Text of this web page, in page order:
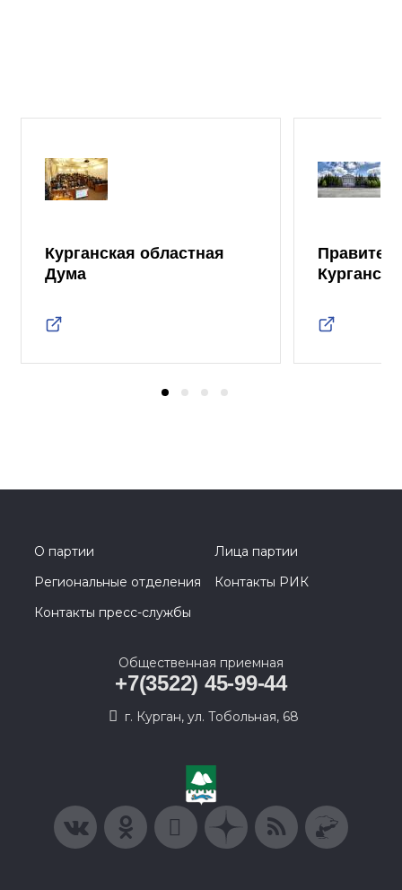
Курганская областная
Дума
О партии
Лица партии
Региональные отделения
Контакты РИК
Контакты пресс-службы
Общественная приемная
+7(3522) 45-99-44
г. Курган, ул. Тобольная, 68